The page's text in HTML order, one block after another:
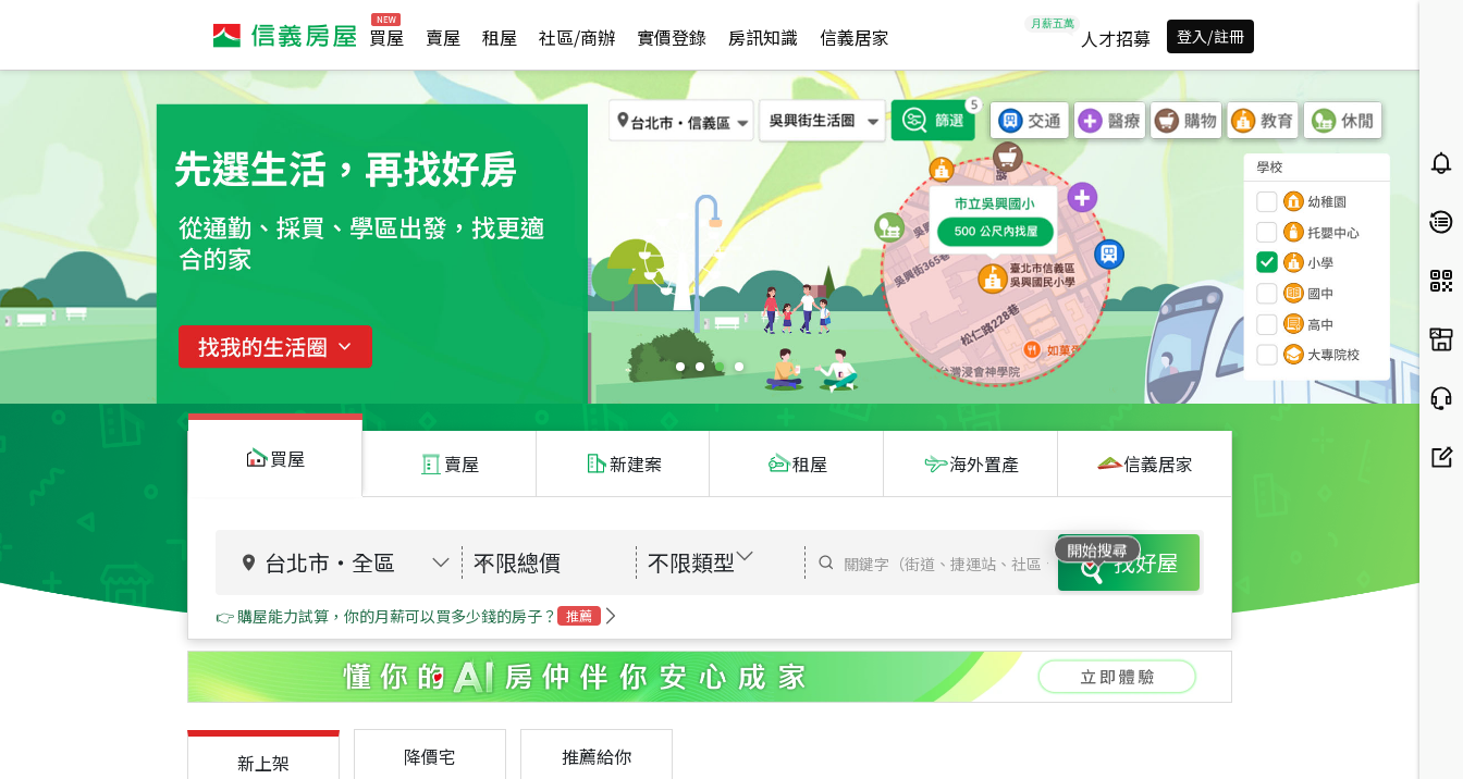
買屋 賣屋 租屋 社區/商辦 實價登錄 房訊知識 信義居家 人才招募 登入/註冊
買屋 賣屋 新建案 租屋 海外置產 信義居家
台北市 ・ 全區 不限總價 不限類型
開始搜尋
找好屋
👉 購屋能力試算，你的月薪可以買多少錢的房子？ 推薦
新上架 降價宅 推薦給你